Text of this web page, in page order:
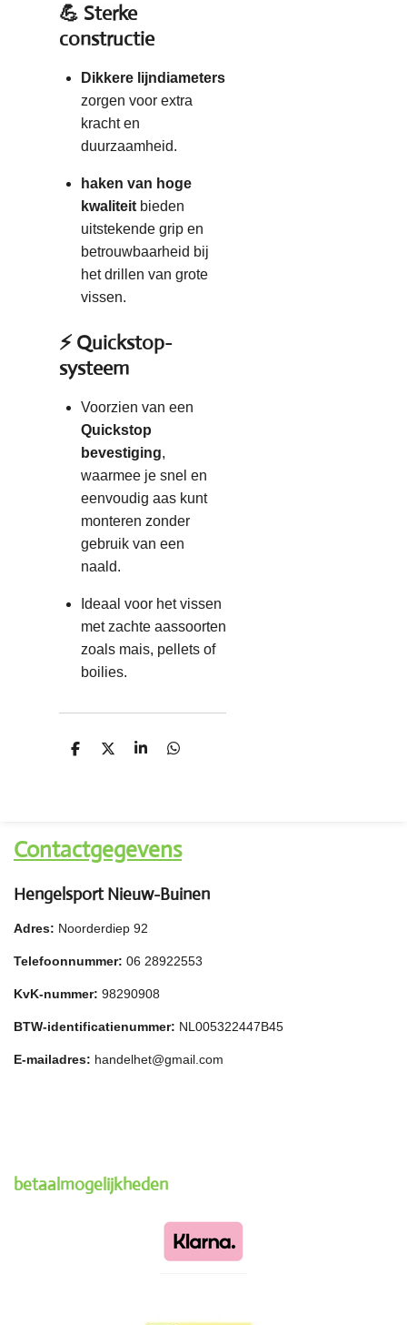
💪 Sterke
constructie
Dikkere lijndiameters
zorgen voor extra
kracht en
duurzaamheid.
haken van hoge
kwaliteit bieden
uitstekende grip en
betrouwbaarheid bij
het drillen van grote
vissen.
⚡ Quickstop-
systeem
Voorzien van een
Quickstop
bevestiging,
waarmee je snel en
eenvoudig aas kunt
monteren zonder
gebruik van een
naald.
Ideaal voor het vissen
met zachte aassoorten
zoals mais, pellets of
boilies.
D
D
S
D
Contactgegevens
Hengelsport Nieuw-Buinen
Adres: Noorderdiep 92
Telefoonnummer: 06 28922553
KvK-nummer: 98290908
BTW-identificatienummer: NL005322447B45
E-mailadres: handelhet@gmail.com
betaalmogelijkheden